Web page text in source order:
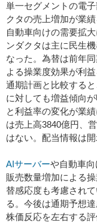
単一セグメントの電
クタの売上増加が業
自動車向けの需要拡
ンダクタは主に民生
なった。為替は前年
よる操業度効果が利
通期計画と比較する
に対しても増益傾向
と利益率の変化が業
は売上高3840億円、
はない。配当情報は開
AIサーバーや自動車向
販売数量増加による
替感応度も考慮され
る。今後は通期予想
株価反応を左右する評